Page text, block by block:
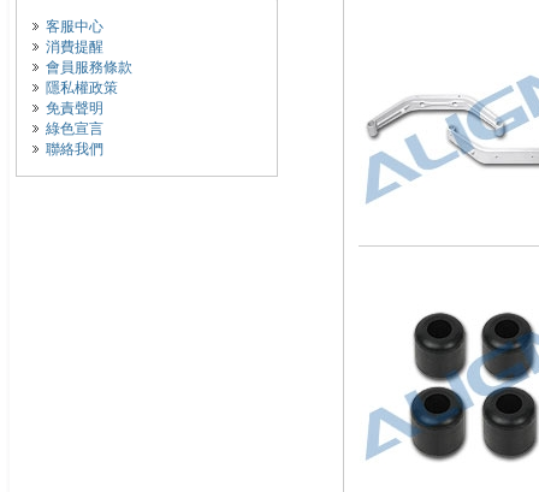
客服中心
消費提醒
會員服務條款
隱私權政策
免責聲明
綠色宣言
聯絡我們